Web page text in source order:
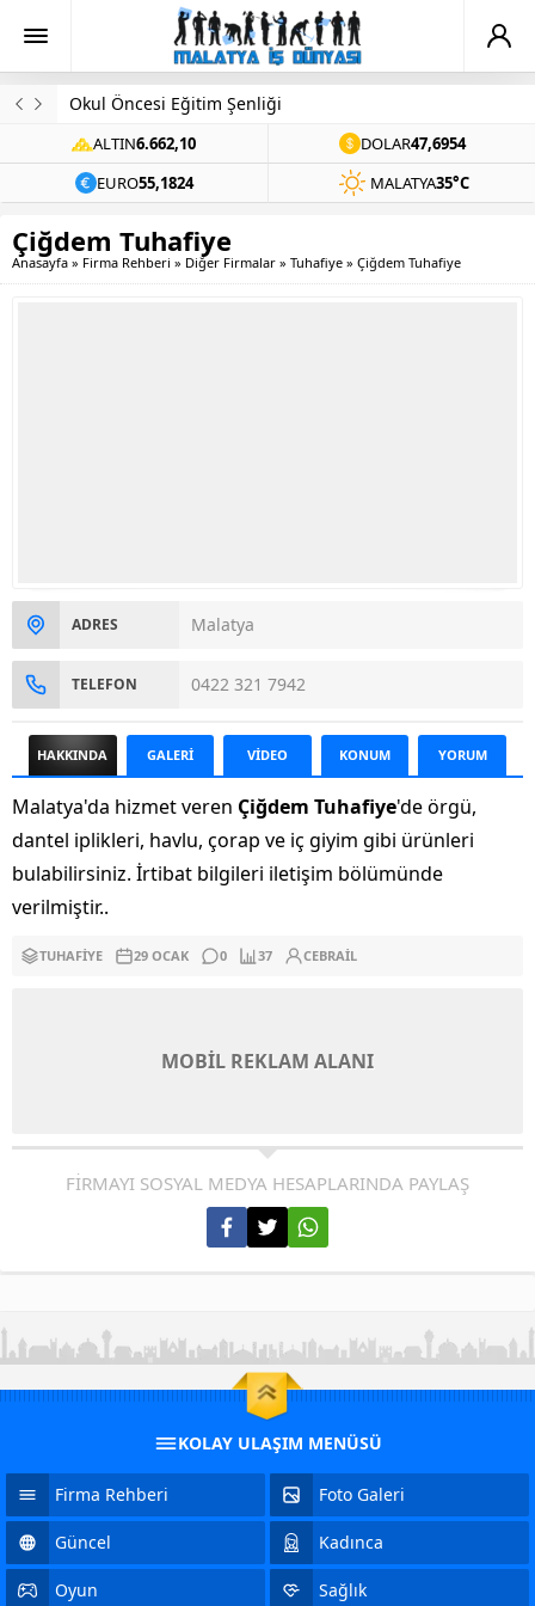
Okul Öncesi Eğitim Şenliği
ALTIN6.662,10 DOLAR47,6954
EURO55,1824 MALATYA35°C
Çiğdem Tuhafiye
Anasayfa » Firma Rehberi » Diğer Firmalar » Tuhafiye » Çiğdem Tuhafiye
ADRES Malatya
TELEFON 0422 321 7942
HAKKINDA GALERİ VİDEO KONUM YORUM
Malatya'da hizmet veren Çiğdem Tuhafiye'de örgü,
dantel iplikleri, havlu, çorap ve iç giyim gibi ürünleri
bulabilirsiniz. İrtibat bilgileri iletişim bölümünde
verilmiştir..
TUHAFIYE 29 OCAK 0 37 CEBRAIL
MOBİL REKLAM ALANI
FİRMAYI SOSYAL MEDYA HESAPLARINDA PAYLAŞ
KOLAY ULAŞIM MENÜSÜ
Firma Rehberi Foto Galeri
Güncel Kadınca
Oyun Sağlık